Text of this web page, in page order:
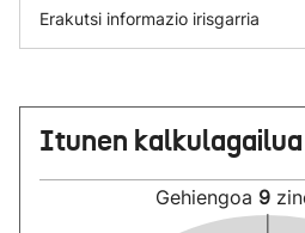
Erakutsi informazio irisgarria
Itunen kalkulagailua
Gehiengoa 9